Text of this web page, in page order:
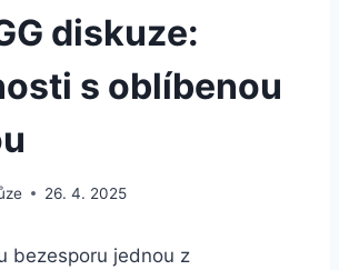
diskuze:
s oblíbenou
26. 4. 2025
bezesporu jednou⁤ z